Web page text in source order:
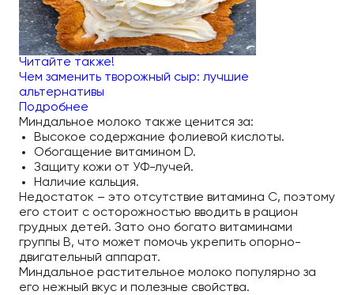
Читайте также!
Чем заменить творожный сыр: лучшие
альтернативы
Подробнее
Миндальное молоко также ценится за:
Высокое содержание фолиевой кислоты.
Обогащение витамином D.
Защиту кожи от УФ-лучей.
Наличие кальция.
Недостаток – это отсутствие витамина C, поэтому
его стоит с осторожностью вводить в рацион
грудных детей. Зато оно богато витаминами
группы B, что может помочь укрепить опорно-
двигательный аппарат.
Миндальное растительное молоко популярно за
его нежный вкус и полезные свойства.